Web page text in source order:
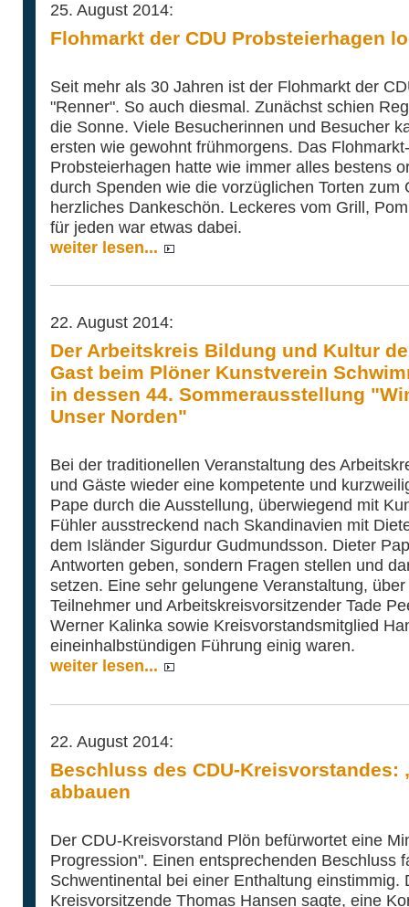
25. August 2014:
Flohmarkt der CDU Probsteierhagen
Seit mehr als 30 Jahren ist der Flohmarkt der
"Renner". So auch diesmal. Zunächst schien
die Sonne. Viele Besucherinnen und Besucher
ersten wie gewohnt frühmorgens. Das
Probsteierhagen hatte wie immer alles bestens
durch Spenden wie die vorzüglichen Torten zum
herzliches Dankeschön. Leckeres vom Grill,
für jeden war etwas dabei.
weiter lesen...
22. August 2014:
Der Arbeitskreis Bildung und Kultur
Gast beim Plöner Kunstverein
in dessen 44. Sommerausstellung
Unser Norden"
Bei der traditionellen Veranstaltung des
und Gäste wieder eine kompetente und
Pape durch die Ausstellung, überwiegend mit
Fühler ausstreckend nach Skandinavien mit
dem Isländer Sigurdur Gudmundsson. Dieter
Antworten geben, sondern Fragen stellen und
setzen. Eine sehr gelungene Veranstaltung,
Teilnehmer und Arbeitskreisvorsitzender Tade
Werner Kalinka sowie Kreisvorstandsmitglied
eineinhalbstündigen Führung einig waren.
weiter lesen...
22. August 2014:
Beschluss des CDU-Kreisvorstandes:
abbauen
Der CDU-Kreisvorstand Plön befürwortet eine
Progression". Einen entsprechenden Beschluss
Schwentinental bei einer Enthaltung einstimmig.
Kreisvorsitzende Thomas Hansen sagte, eine